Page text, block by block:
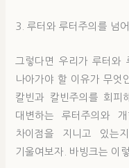
3. 루터와 루터주의를 넘
그렇다면 우리가 루터와
나아가야 할 이유가 무엇
칼빈과 칼빈주의를 회피
대변하는 루터주의와
차이점을 지니고 있
기울여보자. 바빙크는 이